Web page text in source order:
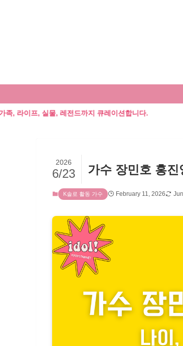
, 레전드까지 큐레이션합니다.
가수 장민호 홍
2026
6/23
K솔로 활동 가수 February 11, 2026